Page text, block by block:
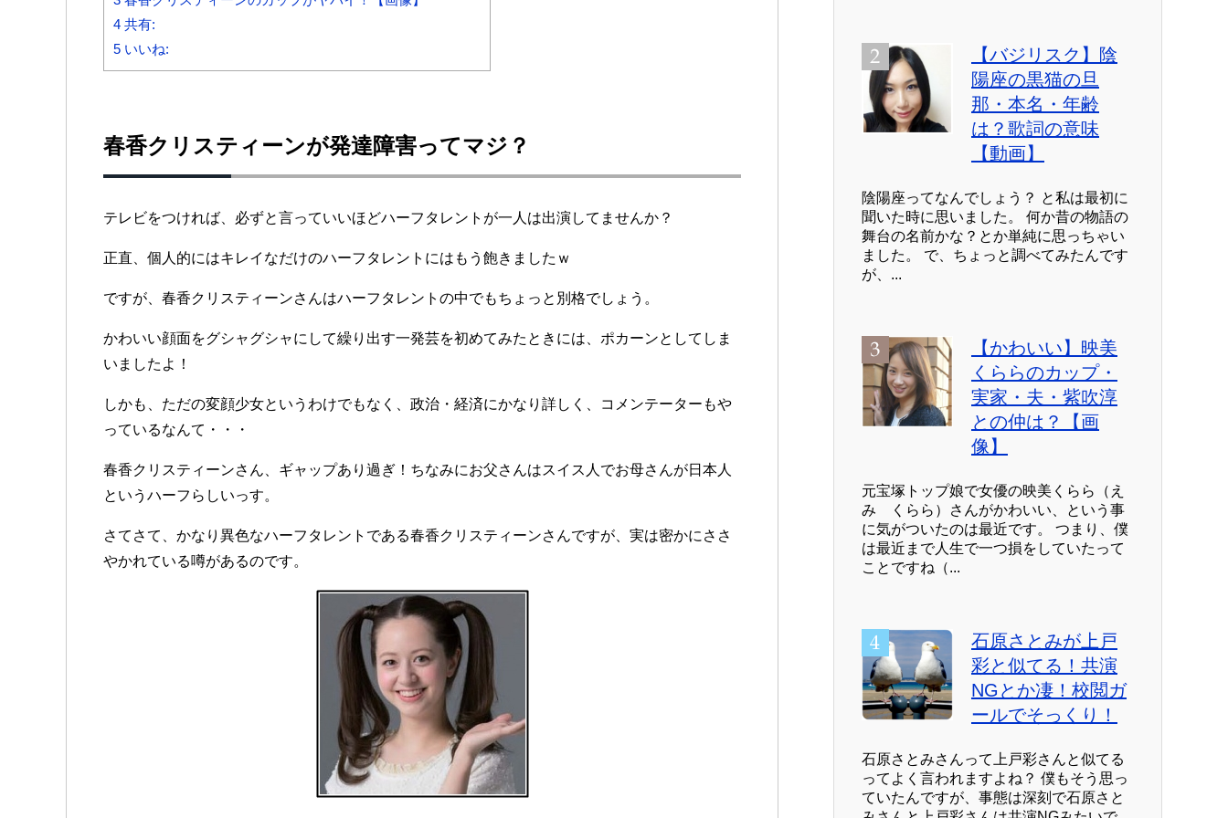
4 共有:
5 いいね:
春香クリスティーンが発達障害ってマジ？
テレビをつければ、必ずと言っていいほどハーフタレントが一人は出演してませんか？
正直、個人的にはキレイなだけのハーフタレントにはもう飽きましたｗ
ですが、春香クリスティーンさんはハーフタレントの中でもちょっと別格でしょう。
かわいい顔面をグシャグシャにして繰り出す一発芸を初めてみたときには、ポカーンとしてしま
いましたよ！
しかも、ただの変顔少女というわけでもなく、政治・経済にかなり詳しく、コメンテーターもや
っているなんて・・・
春香クリスティーンさん、ギャップあり過ぎ！ちなみにお父さんはスイス人でお母さんが日本人
というハーフらしいっす。
さてさて、かなり異色なハーフタレントである春香クリスティーンさんですが、実は密かにささ
やかれている噂があるのです。
【バジリスク】陰
陽座の黒猫の旦
那・本名・年齢
は？歌詞の意味
【動画】
陰陽座ってなんでしょう？ と私は最初に
聞いた時に思いました。 何か昔の物語の
舞台の名前かな？とか単純に思っちゃい
ました。 で、ちょっと調べてみたんです
が、...
【かわいい】映美
くららのカップ・
実家・夫・紫吹淳
との仲は？【画
像】
元宝塚トップ娘で女優の映美くらら（え
み くらら）さんがかわいい、という事
に気がついたのは最近です。 つまり、僕
は最近まで人生で一つ損をしていたって
ことですね（...
石原さとみが上戸
彩と似てる！共演
NGとか凄！校閲ガ
ールでそっくり！
石原さとみさんって上戸彩さんと似てる
ってよく言われますよね？ 僕もそう思っ
ていたんですが、事態は深刻で石原さと